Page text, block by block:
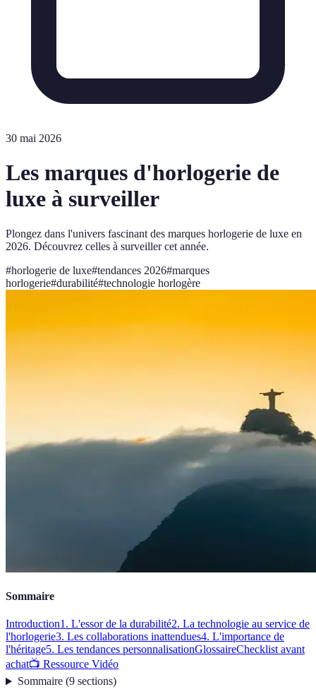
30 mai 2026
Les marques d'horlogerie de
luxe à surveiller
Plongez dans l'univers fascinant des marques horlogerie de luxe en
2026. Découvrez celles à surveiller cet année.
#horlogerie de luxe#tendances 2026#marques
horlogerie#durabilité#technologie horlogère
Sommaire
Introduction1. L'essor de la durabilité2. La technologie au service de
l'horlogerie3. Les collaborations inattendues4. L'importance de
l'héritage5. Les tendances personnalisationGlossaireChecklist avant
achat📺 Ressource Vidéo
Sommaire(9 sections)